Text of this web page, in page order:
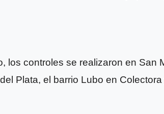
los controles se realizaron en San
Plata, el barrio Lubo en